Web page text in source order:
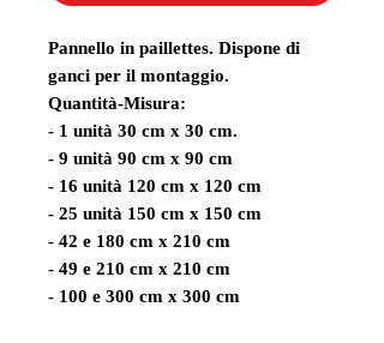
Pannello in paillettes. Dispone di
ganci per il montaggio.
Quantità-Misura:
- 1 unità 30 cm x 30 cm.
- 9 unità 90 cm x 90 cm
- 16 unità 120 cm x 120 cm
- 25 unità 150 cm x 150 cm
- 42 e 180 cm x 210 cm
- 49 e 210 cm x 210 cm
- 100 e 300 cm x 300 cm